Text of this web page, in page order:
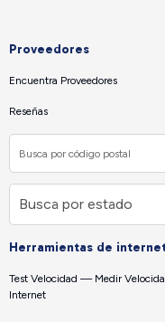
Proveedores
Encuentra Proveedores
Reseñas
Herramientas de
Test Velocidad — Medir
Internet